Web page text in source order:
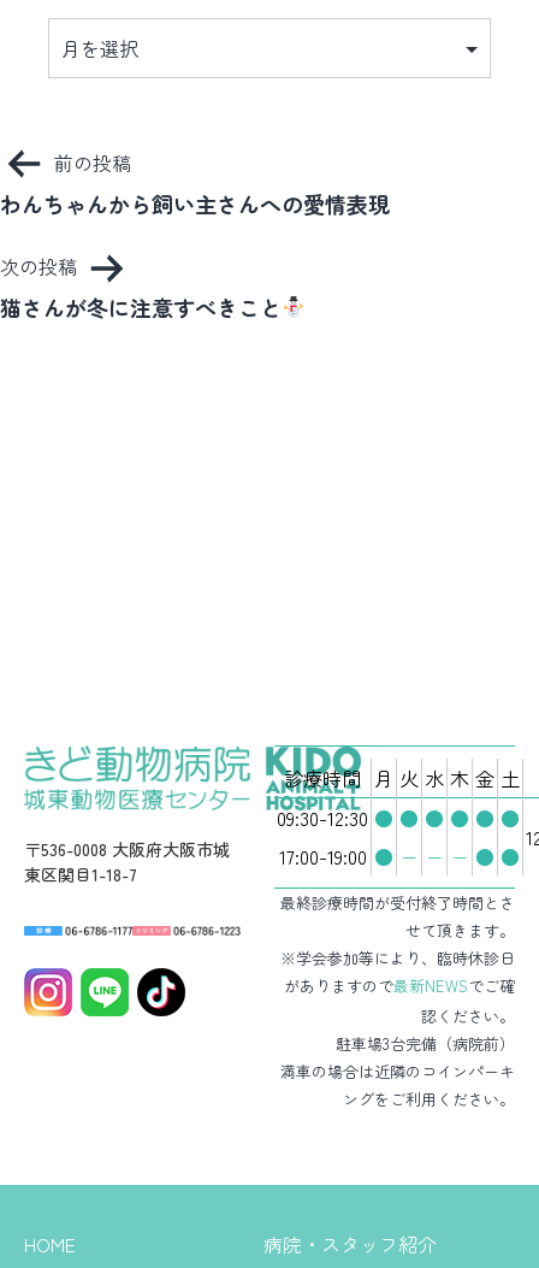
イ
投
稿
ビ
ゲ
前の投稿
わんちゃんから飼い主さんへの愛情表現
次の投稿
猫さんが冬に注意すべきこと
〒536-0008 大阪府大阪市城
東区関目1-18-7
診療時間 月 火 水 木 金 土
09:30-12:30 ● ● ● ● ● ●
17:00-19:00 ● − − − ● ●
最終診療時間が受付終了時間とさ
せて頂きます。
※学会参加等により、臨時休診日
がありますので最新NEWSでご確
認ください。
駐車場3台完備（病院前）
満車の場合は近隣のコインパーキ
ングをご利用ください。
HOME 病院・スタッフ紹介